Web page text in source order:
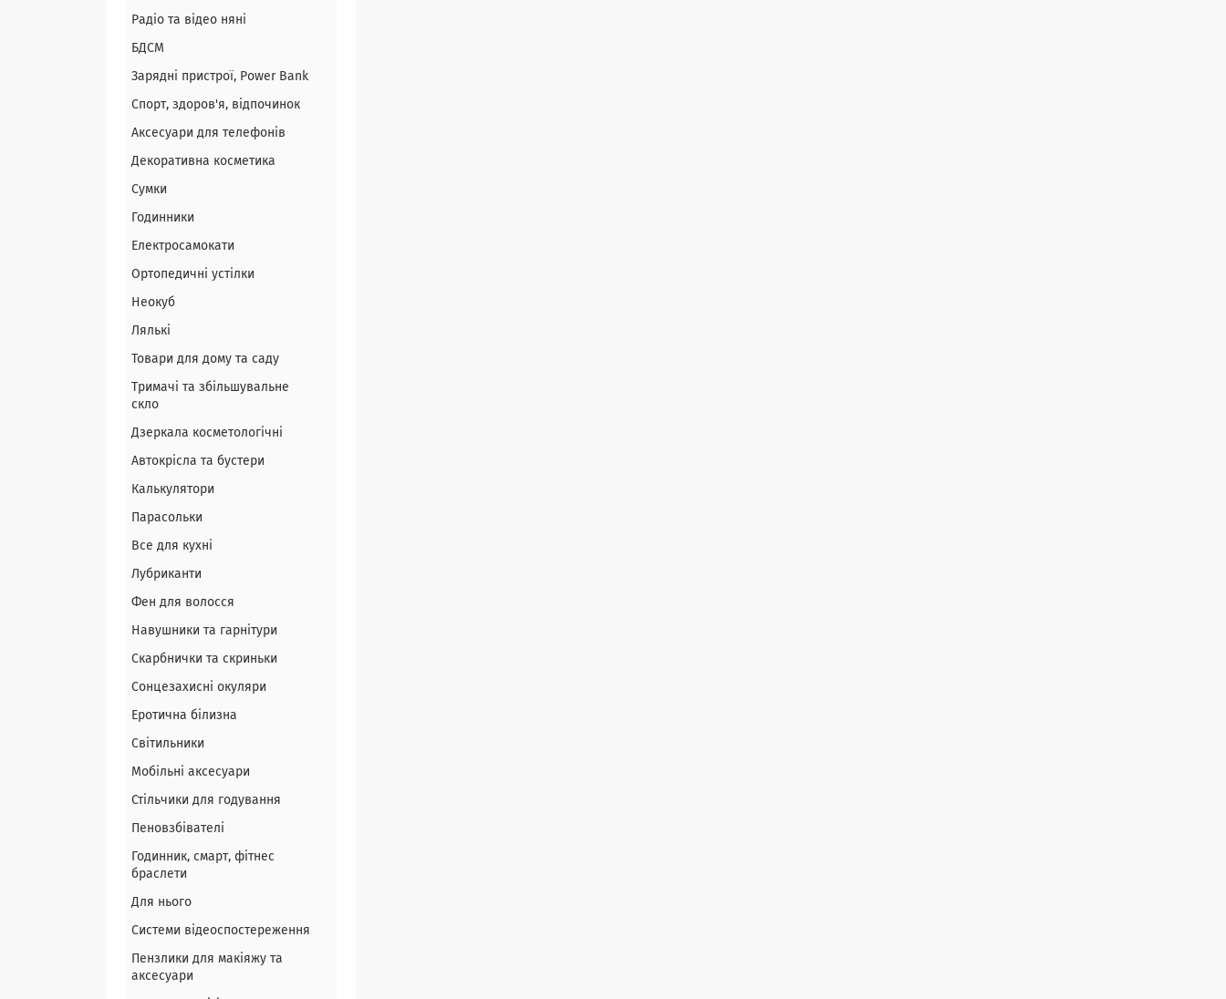
Радіо та відео няні
БДСМ
Зарядні пристрої, Power Bank
Спорт, здоров'я, відпочинок
Аксесуари для телефонів
Декоративна косметика
Сумки
Годинники
Електросамокати
Ортопедичні устілки
Неокуб
Лялькі
Товари для дому та саду
Тримачі та збільшувальне
скло
Дзеркала косметологічні
Автокрісла та бустери
Калькулятори
Парасольки
Все для кухні
Лубриканти
Фен для волосся
Навушники та гарнітури
Скарбнички та скриньки
Сонцезахисні окуляри
Еротична білизна
Світильники
Мобільні аксесуари
Стільчики для годування
Пеновзбівателі
Годинник, смарт, фітнес
браслети
Для нього
Системи відеоспостереження
Пензлики для макіяжу та
аксесуари